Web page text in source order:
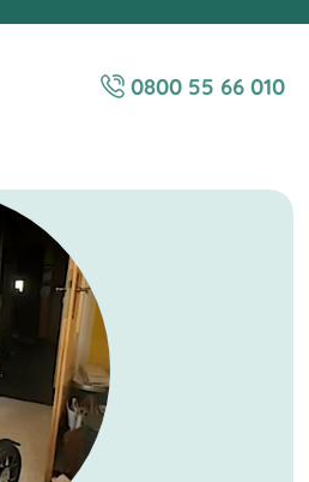
0800 55 66 010